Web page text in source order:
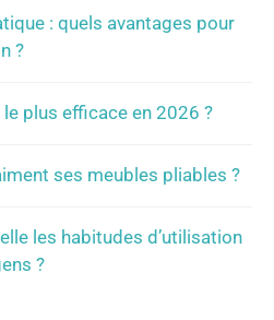
: quels avantages pour
?
plus efficace en 2026 ?
ses meubles pliables ?
les habitudes d’utilisation
?